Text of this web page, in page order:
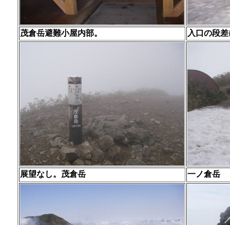
茂倉岳避難小屋内部。 入口の段
展望なし。茂倉岳 一ノ倉岳